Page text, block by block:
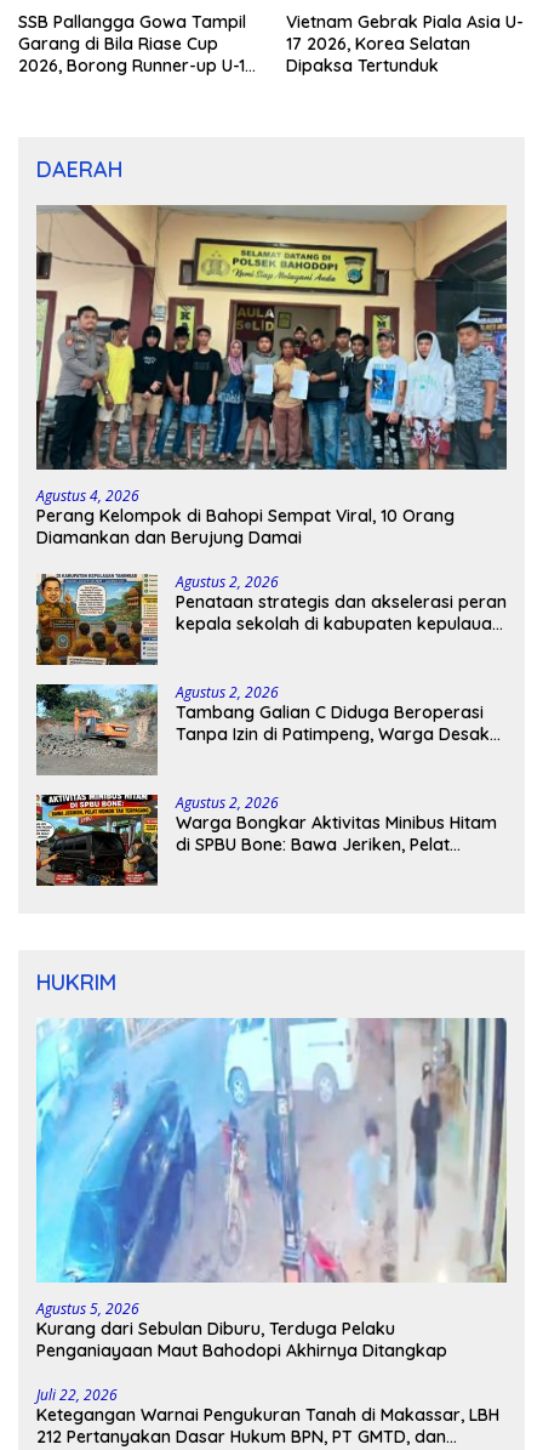
SSB Pallangga Gowa Tampil
Garang di Bila Riase Cup
2026, Borong Runner-up U-10
Vietnam Gebrak Piala Asia U-
17 2026, Korea Selatan
Dipaksa Tertunduk
DAERAH
Agustus 4, 2026
Perang Kelompok di Bahopi Sempat Viral, 10 Orang
Diamankan dan Berujung Damai
Agustus 2, 2026
Penataan strategis dan akselerasi peran
kepala sekolah di kabupaten kepulauan
Agustus 2, 2026
Tambang Galian C Diduga Beroperasi
Tanpa Izin di Patimpeng, Warga Desak
Agustus 2, 2026
Warga Bongkar Aktivitas Minibus Hitam
di SPBU Bone: Bawa Jeriken, Pelat
HUKRIM
Agustus 5, 2026
Kurang dari Sebulan Diburu, Terduga Pelaku
Penganiayaan Maut Bahodopi Akhirnya Ditangkap
Juli 22, 2026
Ketegangan Warnai Pengukuran Tanah di Makassar, LBH
212 Pertanyakan Dasar Hukum BPN, PT GMTD, dan